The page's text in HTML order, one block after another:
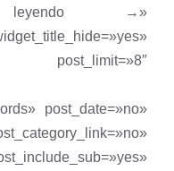
leyendo →»
post_date=»no»